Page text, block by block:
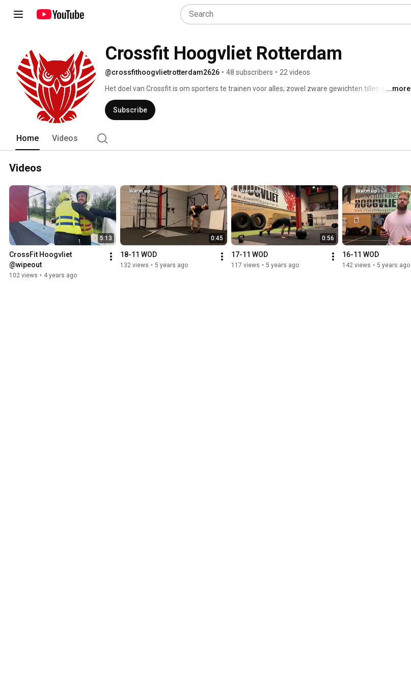
Crossfit Hoogvliet Rotterdam
@crossfithoogvlietrotterdam2626 • 48 subscribers • 22 videos
Het doel van Crossfit is om sporters te trainen voor alles; zowel zware gewichten tillen als
uithoudingsvermogen en het controleren van je eigen lichaam tegen de zwaartekracht in. En is
een combinatie van:
...more
Subscribe
Home Videos
Videos
5:13
CrossFit Hoogvliet
@wipeout
102 views • 4 years ago
0:45
18-11 WOD
132 views • 5 years ago
0:56
17-11 WOD
117 views • 5 years ago
16-11 WOD
142 views • 5 years ago